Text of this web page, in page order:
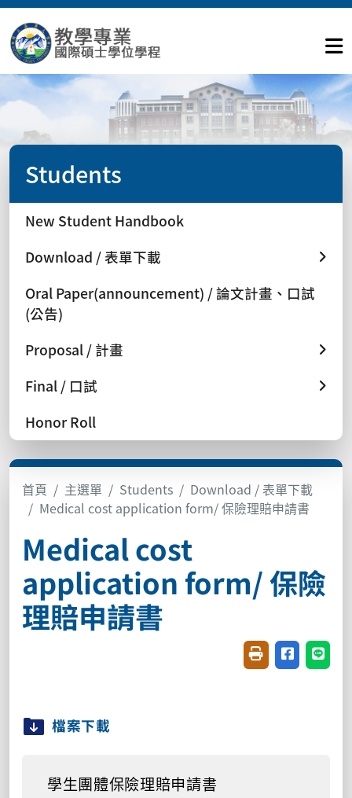
Students
New Student Handbook
Download / 表單下載
Oral Paper(announcement) / 論文計畫、口試
(公告)
Proposal / 計畫
Final / 口試
Honor Roll
首頁 主選單 Students
Download / 表單下載
Medical cost application form/ 保險理賠申請書
Medical cost
application form/ 保險
理賠申請書
友善列印(開新視
分享至臉書
分享
檔案下載
學生團體保險理賠申請書